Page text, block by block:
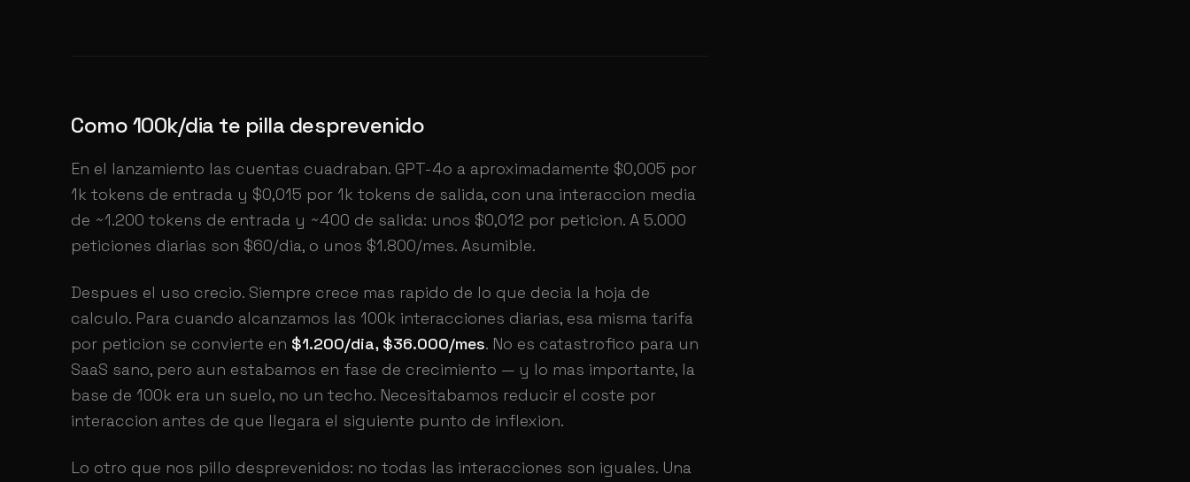
Como 100k/dia te pilla desprevenido
En el lanzamiento las cuentas cuadraban. GPT-4o a aproximadamente $0,005 por
1k tokens de entrada y $0,015 por 1k tokens de salida, con una interaccion media
de ~1.200 tokens de entrada y ~400 de salida: unos $0,012 por peticion. A 5.000
peticiones diarias son $60/dia, o unos $1.800/mes. Asumible.
Despues el uso crecio. Siempre crece mas rapido de lo que decia la hoja de
calculo. Para cuando alcanzamos las 100k interacciones diarias, esa misma tarifa
por peticion se convierte en $1.200/dia, $36.000/mes. No es catastrofico para un
SaaS sano, pero aun estabamos en fase de crecimiento — y lo mas importante, la
base de 100k era un suelo, no un techo. Necesitabamos reducir el coste por
interaccion antes de que llegara el siguiente punto de inflexion.
Lo otro que nos pillo desprevenidos: no todas las interacciones son iguales. Una